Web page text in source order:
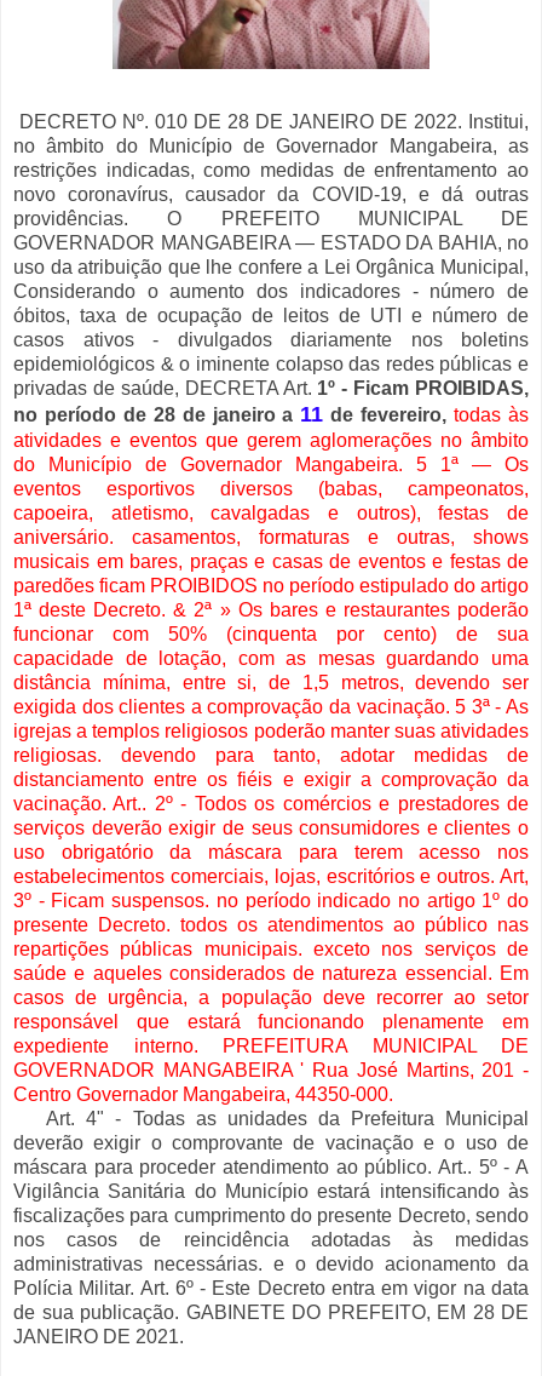
DECRETO Nº. 010 DE 28 DE JANEIRO DE 2022. Institui,
no âmbito do Município de Governador Mangabeira, as
restrições indicadas, como medidas de enfrentamento ao
novo coronavírus, causador da COVID-19, e dá outras
providências. O PREFEITO MUNICIPAL DE
GOVERNADOR MANGABEIRA — ESTADO DA BAHIA, no
uso da atribuição que lhe confere a Lei Orgânica Municipal,
Considerando o aumento dos indicadores - número de
óbitos, taxa de ocupação de leitos de UTI e número de
casos ativos - divulgados diariamente nos boletins
epidemiológicos & o iminente colapso das redes públicas e
privadas de saúde, DECRETA Art. 1º - Ficam PROIBIDAS,
no período de 28 de janeiro a 11 de fevereiro, todas às
atividades e eventos que gerem aglomerações no âmbito
do Município de Governador Mangabeira. 5 1ª — Os
eventos esportivos diversos (babas, campeonatos,
capoeira, atletismo, cavalgadas e outros), festas de
aniversário. casamentos, formaturas e outras, shows
musicais em bares, praças e casas de eventos e festas de
paredões ficam PROIBIDOS no período estipulado do artigo
1ª deste Decreto. & 2ª » Os bares e restaurantes poderão
funcionar com 50% (cinquenta por cento) de sua
capacidade de lotação, com as mesas guardando uma
distância mínima, entre si, de 1,5 metros, devendo ser
exigida dos clientes a comprovação da vacinação. 5 3ª - As
igrejas a templos religiosos poderão manter suas atividades
religiosas. devendo para tanto, adotar medidas de
distanciamento entre os fiéis e exigir a comprovação da
vacinação. Art.. 2º - Todos os comércios e prestadores de
serviços deverão exigir de seus consumidores e clientes o
uso obrigatório da máscara para terem acesso nos
estabelecimentos comerciais, lojas, escritórios e outros. Art,
3º - Ficam suspensos. no período indicado no artigo 1º do
presente Decreto. todos os atendimentos ao público nas
repartições públicas municipais. exceto nos serviços de
saúde e aqueles considerados de natureza essencial. Em
casos de urgência, a população deve recorrer ao setor
responsável que estará funcionando plenamente em
expediente interno. PREFEITURA MUNICIPAL DE
GOVERNADOR MANGABEIRA ' Rua José Martins, 201 -
Centro Governador Mangabeira, 44350-000.
Art. 4" - Todas as unidades da Prefeitura Municipal
deverão exigir o comprovante de vacinação e o uso de
máscara para proceder atendimento ao público. Art.. 5º - A
Vigilância Sanitária do Município estará intensificando às
fiscalizações para cumprimento do presente Decreto, sendo
nos casos de reincidência adotadas às medidas
administrativas necessárias. e o devido acionamento da
Polícia Militar. Art. 6º - Este Decreto entra em vigor na data
de sua publicação. GABINETE DO PREFEITO, EM 28 DE
JANEIRO DE 2021.